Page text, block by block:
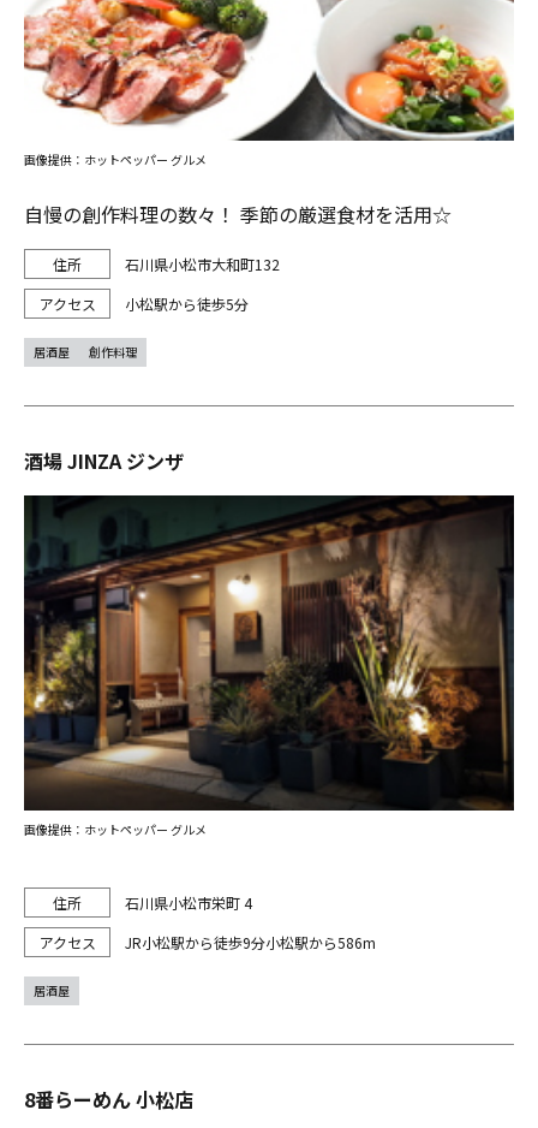
自慢の創作料理の数々！ 季節の厳選食材を活用☆
石川県小松市大和町132
小松駅から徒歩5分
画像提供：ホットペッパー グルメ
居酒屋 創作料理
酒場 JINZA ジンザ
石川県小松市栄町 4
JR小松駅から徒歩9分小松駅から586m
画像提供：ホットペッパー グルメ
居酒屋
8番らーめん 小松店